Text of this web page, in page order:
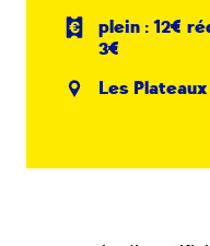
plein : 12€
3€
Les Plateaux